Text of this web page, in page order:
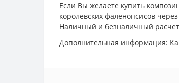
Если Вы желаете купить
королевских фаленопсисов
Наличный и безналичный
Дополнительная информация: